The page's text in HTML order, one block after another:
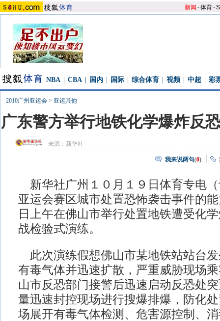
新闻 -体育-S
NBA CBA 国内 国际 综合体育 视频 中超 彩
2010广州亚运会 > 亚运其他
广东警方举行地铁化学爆炸反
来源： 新华社
我来说两句(0)
新华社广州１０月１９日体育专电
亚运会赛区城市处置恐怖袭击事件的
日上午在佛山市举行处置地铁遭受化
战检验式演练。
此次演练假想佛山市某地铁站站台
有毒气体并迅速扩散，严重威胁现场
山市反恐部门接警后迅速启动反恐处
量迅速封控现场进行搜爆排爆，防化
场展开有毒气体检测、危害源控制、